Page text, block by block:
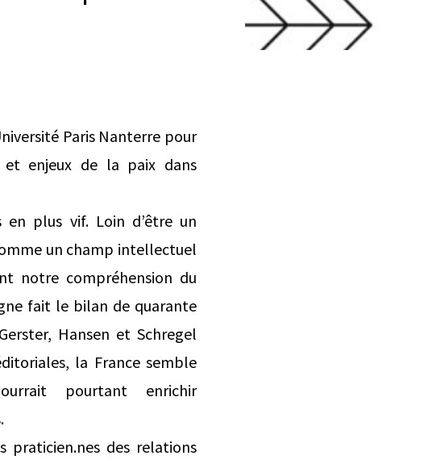
Paris Nanterre pour
et enjeux de la paix dans
plus vif. Loin d’être un
un champ intellectuel
notre compréhension du
fait le bilan de quarante
Hansen et Schregel
la France semble
pourtant enrichir
praticien.nes des relations